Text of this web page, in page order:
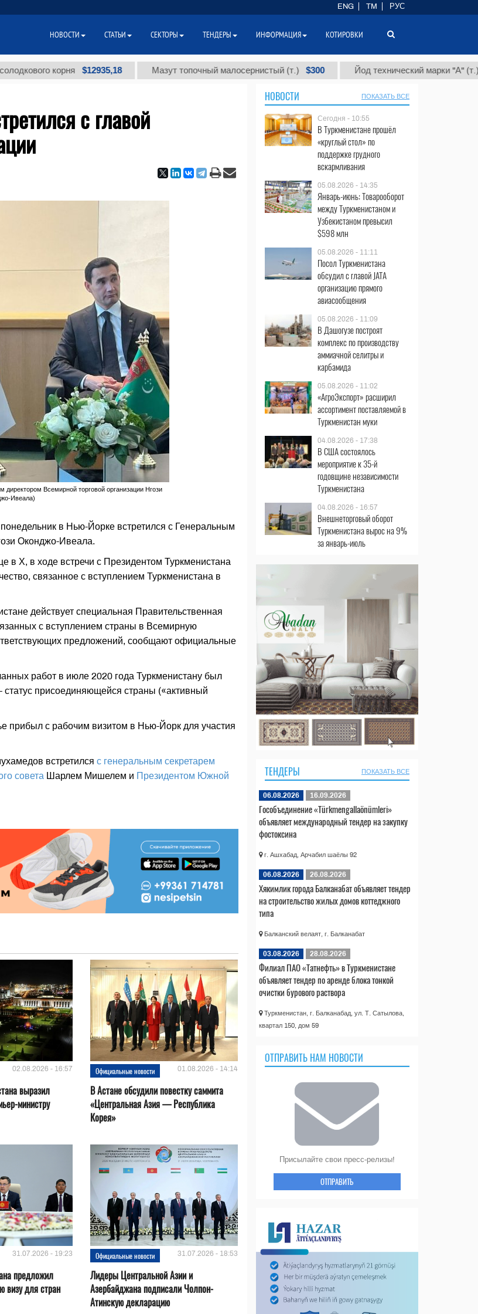
корня $12935,18 Мазут топочный малосернистый (т.) $300 Йод технический марки "А" (т.) $86 000
с главой
Всемирной торговой организации Нгози
Ивеала)
в Нью-Йорке встретился с Генеральным
Оконджо-Ивеала.
в Х, в ходе встречи с Президентом Туркменистана
связанное с вступлением Туркменистана в
действует специальная Правительственная
с вступлением страны в Всемирную
предложений, сообщают официальные
работ в июле 2020 года Туркменистану был
статус присоединяющейся страны («активный
прибыл с рабочим визитом в Нью-Йорк для участия
встретился с генеральным секретарем
совета Шарлем Мишелем и Президентом Южной
02.08.2026 - 16:57
выразил
министру
Официальные новости 01.08.2026 - 14:14
В Астане обсудили повестку саммита
«Центральная Азия — Республика
Корея»
31.07.2026 - 19:23
предложил
визу для стран
Официальные новости 31.07.2026 - 18:53
Лидеры Центральной Азии и
Азербайджана подписали Чолпон-
Атинскую декларацию
НОВОСТИ ПОКАЗАТЬ ВСЕ
Сегодня - 10:55
В Туркменистане прошёл
«круглый стол» по
поддержке грудного
вскармливания
05.08.2026 - 14:35
Январь-июнь: Товарооборот
между Туркменистаном и
Узбекистаном превысил
$598 млн
05.08.2026 - 11:11
Посол Туркменистана
обсудил с главой JATA
организацию прямого
авиасообщения
05.08.2026 - 11:09
В Дашогузе построят
комплекс по производству
аммиачной селитры и
карбамида
05.08.2026 - 11:02
«АгроЭкспорт» расширил
ассортимент поставляемой в
Туркменистан муки
04.08.2026 - 17:38
В США состоялось
мероприятие к 35-й
годовщине независимости
Туркменистана
04.08.2026 - 16:57
Внешнеторговый оборот
Туркменистана вырос на 9%
за январь-июль
ТЕНДЕРЫ ПОКАЗАТЬ ВСЕ
06.08.2026 16.09.2026
Гособъединение «Türkmengallaönümleri»
объявляет международный тендер на закупку
фостоксина
г. Ашхабад, Арчабил шаёлы 92
06.08.2026 26.08.2026
Хякимлик города Балканабат объявляет тендер
на строительство жилых домов коттеджного
типа
Балканский велаят, г. Балканабат
03.08.2026 28.08.2026
Филиал ПАО «Татнефть» в Туркменистане
объявляет тендер по аренде блока тонкой
очистки бурового раствора
Туркменистан, г. Балканабад, ул. Т. Сатылова,
квартал 150, дом 59
ОТПРАВИТЬ НАМ НОВОСТИ
Присылайте свои пресс-релизы!
ОТПРАВИТЬ
ENG TM РУС
НОВОСТИ СТАТЬИ СЕКТОРЫ ТЕНДЕРЫ ИНФОРМАЦИЯ КОТИРОВКИ